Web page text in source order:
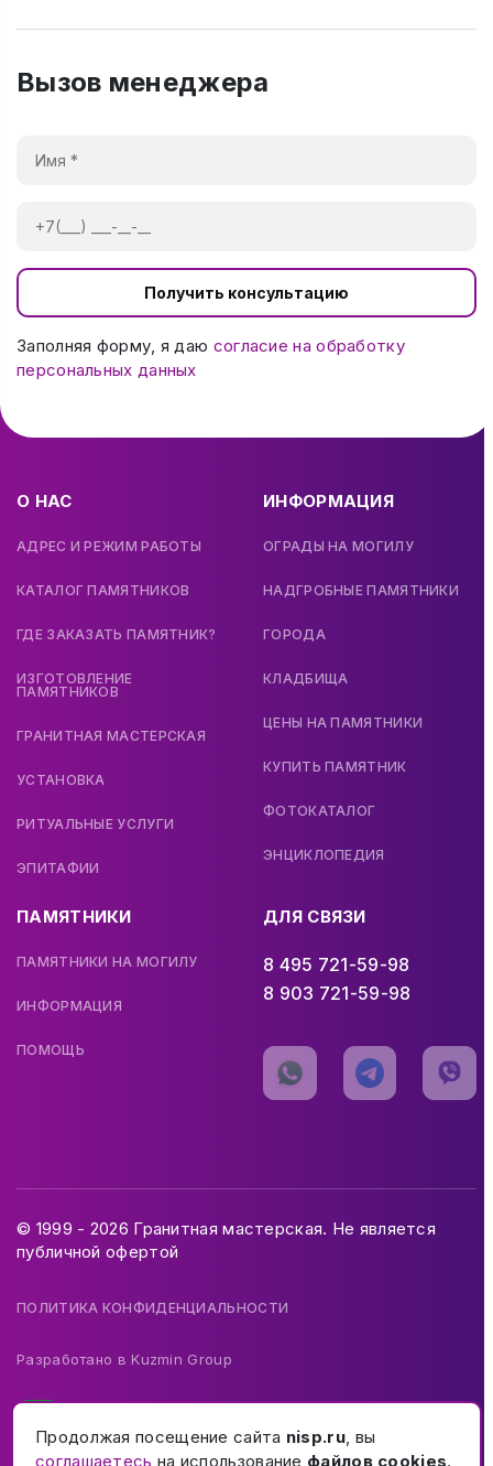
Вызов менеджера
Получить консультацию
Заполняя форму, я даю согласие на обработку
персональных данных
О НАС
АДРЕС И РЕЖИМ РАБОТЫ
КАТАЛОГ ПАМЯТНИКОВ
ГДЕ ЗАКАЗАТЬ ПАМЯТНИК?
ИЗГОТОВЛЕНИЕ
ПАМЯТНИКОВ
ГРАНИТНАЯ МАСТЕРСКАЯ
УСТАНОВКА
РИТУАЛЬНЫЕ УСЛУГИ
ЭПИТАФИИ
ИНФОРМАЦИЯ
ОГРАДЫ НА МОГИЛУ
НАДГРОБНЫЕ ПАМЯТНИКИ
ГОРОДА
КЛАДБИЩА
ЦЕНЫ НА ПАМЯТНИКИ
КУПИТЬ ПАМЯТНИК
ФОТОКАТАЛОГ
ЭНЦИКЛОПЕДИЯ
ПАМЯТНИКИ
ПАМЯТНИКИ НА МОГИЛУ
ИНФОРМАЦИЯ
ПОМОЩЬ
ДЛЯ СВЯЗИ
8 495 721-59-98
8 903 721-59-98
© 1999 - 2026 Гранитная мастерская. Не является
публичной офертой
ПОЛИТИКА КОНФИДЕНЦИАЛЬНОСТИ
Разработано вKuzmin Group
Продолжая посещение сайта nisp.ru, вы
соглашаетесь на использование файлов cookies.